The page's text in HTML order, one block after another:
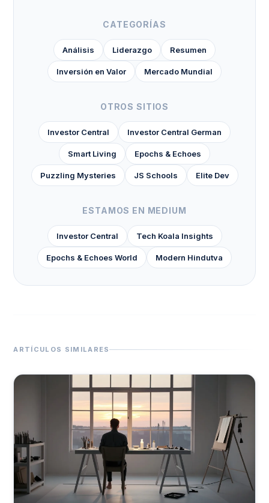
CATEGORÍAS
Análisis Liderazgo Resumen
Inversión en Valor Mercado Mundial
OTROS SITIOS
Investor Central Investor Central German
Smart Living Epochs & Echoes
Puzzling Mysteries JS Schools Elite Dev
ESTAMOS EN MEDIUM
Investor Central Tech Koala Insights
Epochs & Echoes World Modern Hindutva
ARTÍCULOS SIMILARES